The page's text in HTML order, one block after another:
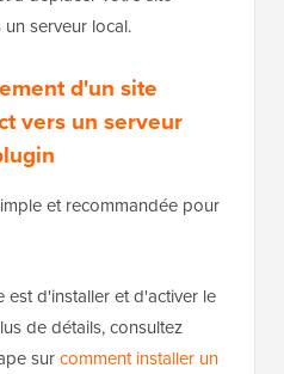
serveur local.
d'un site
vers un serveur
et recommandée pour
est d'installer et d'activer le
de détails, consultez
surcomment installer un